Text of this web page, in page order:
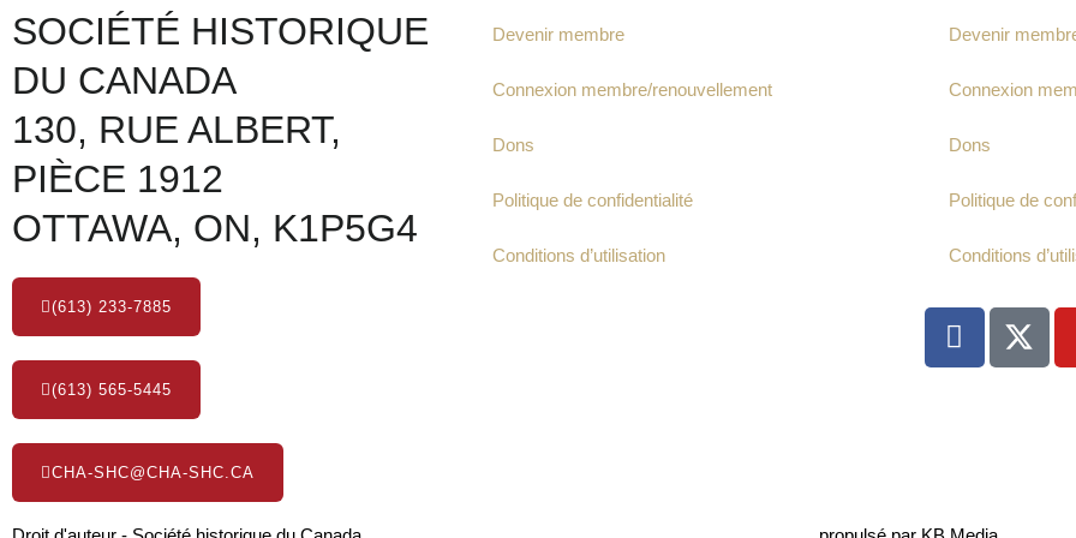
SOCIÉTÉ HISTORIQUE
DU CANADA
130, RUE ALBERT,
PIÈCE 1912
OTTAWA, ON, K1P5G4
(613) 233-7885
(613) 565-5445
CHA-SHC@CHA-SHC.CA
Devenir membre
Connexion membre/renouvellement
Dons
Politique de confidentialité
Conditions d’utilisation
Devenir
Connexion
Dons
Politique de
Conditions
F
a
k